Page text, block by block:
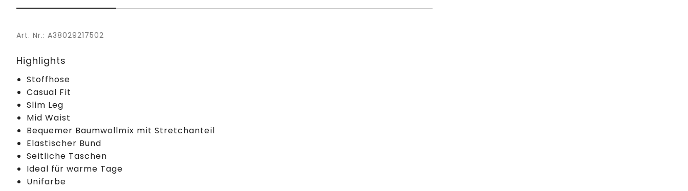
Art. Nr.: A38029217502
Highlights
Stoffhose
Casual Fit
Slim Leg
Mid Waist
Bequemer Baumwollmix mit Stretchanteil
Elastischer Bund
Seitliche Taschen
Ideal für warme Tage
Unifarbe